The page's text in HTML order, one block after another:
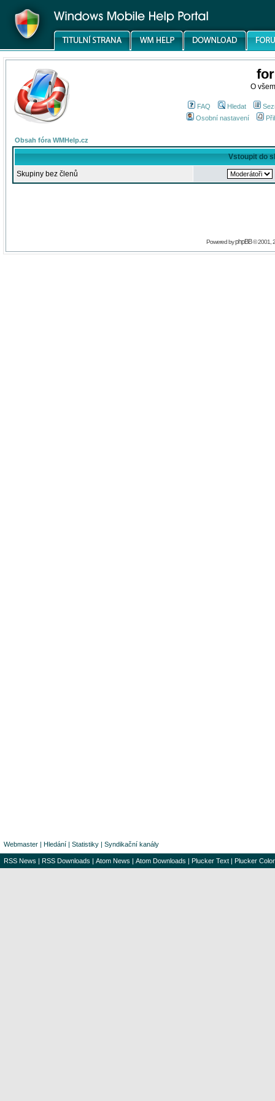
O
FAQ Hledat
Osobní nastavení
Obsah fóra WMHelp.cz
Vstoupit do
Skupiny bez členů
Powered byphpBB© 2001,
Webmaster | Hledání | Statistiky | Syndikační kanály
RSS News | RSS Downloads | Atom News | Atom Downloads | Plucker Text | Plucker Color